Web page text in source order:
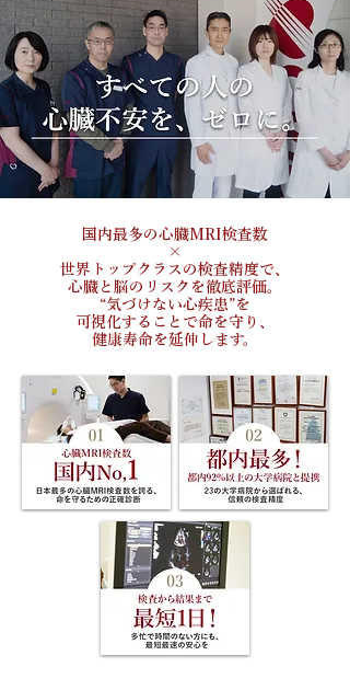
国内最多の心臓MRI検査数
×
世界トップクラスの検査精度で、
心臓と脳のリスクを徹底評価。
“気づけない心疾患”を
可視化することで命を守り、
健康寿命を延伸します。